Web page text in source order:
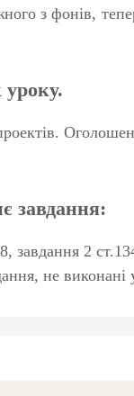
з фонів,
уроку.
завдання:
завдання 2
не виконані